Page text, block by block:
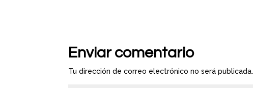
Enviar comentario
Tu dirección de correo electrónico no será publicada.